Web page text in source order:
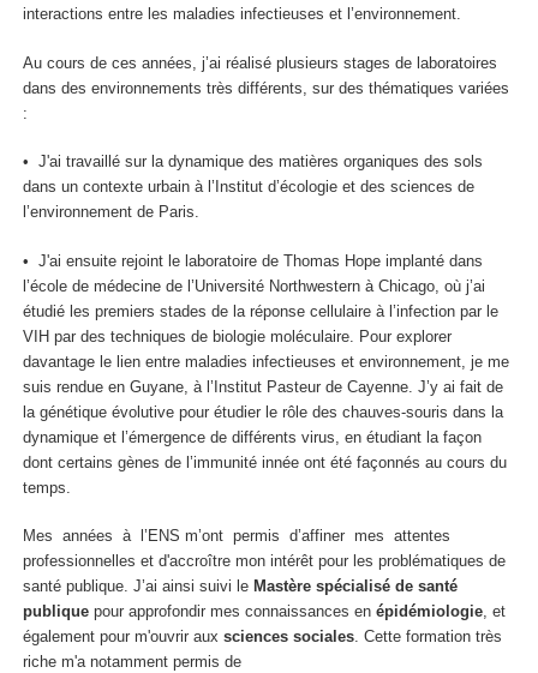
interactions entre les maladies infectieuses et l’environnement.
Au cours de ces années, j’ai réalisé plusieurs stages de laboratoires
dans des environnements très différents, sur des thématiques variées
:
• J'ai travaillé sur la dynamique des matières organiques des sols
dans un contexte urbain à l’Institut d’écologie et des sciences de
l’environnement de Paris.
• J'ai ensuite rejoint le laboratoire de Thomas Hope implanté dans
l’école de médecine de l’Université Northwestern à Chicago, où j’ai
étudié les premiers stades de la réponse cellulaire à l’infection par le
VIH par des techniques de biologie moléculaire. Pour explorer
davantage le lien entre maladies infectieuses et environnement, je me
suis rendue en Guyane, à l’Institut Pasteur de Cayenne. J’y ai fait de
la génétique évolutive pour étudier le rôle des chauves-souris dans la
dynamique et l’émergence de différents virus, en étudiant la façon
dont certains gènes de l’immunité innée ont été façonnés au cours du
temps.
Mes années à l’ENS m’ont permis d’affiner mes attentes
professionnelles et d'accroître mon intérêt pour les problématiques de
santé publique. J’ai ainsi suivi le Mastère spécialisé de santé
publique pour approfondir mes connaissances en épidémiologie, et
également pour m'ouvrir aux sciences sociales. Cette formation très
riche m'a notamment permis de